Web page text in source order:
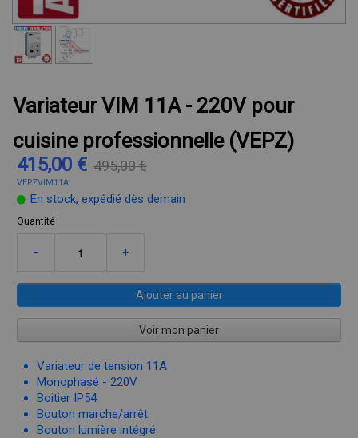
Variateur VIM 11A - 220V pour
cuisine professionnelle (VEPZ)
415,00 € 495,00 €
VEPZVIM11A
En stock, expédié dès demain
Quantité
− +
Ajouter au panier
Voir mon panier
Variateur de tension 11A
Monophasé - 220V
Boitier IP54
Bouton marche/arrêt
Bouton lumière intégré